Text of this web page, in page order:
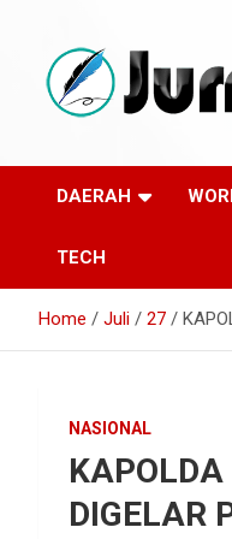
content
DAERAH
TECH
Home Juli 27
NASIONAL
DIGELAR